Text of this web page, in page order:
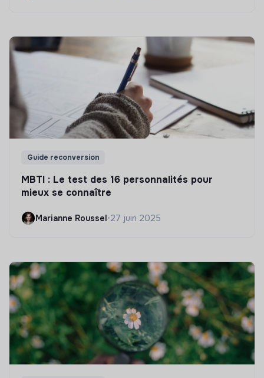
Guide reconversion
MBTI : Le test des 16 personnalités pour
mieux se connaître
Marianne Roussel•27 juin 2025